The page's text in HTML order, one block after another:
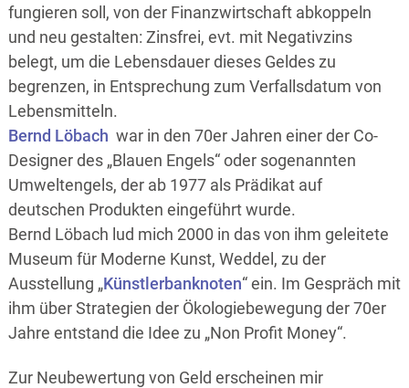
fungieren soll, von der Finanzwirtschaft abkoppeln
und neu gestalten: Zinsfrei, evt. mit Negativzins
belegt, um die Lebensdauer dieses Geldes zu
begrenzen, in Entsprechung zum Verfallsdatum von
Lebensmitteln.
Bernd Löbach war in den 70er Jahren einer der Co-
Designer des „Blauen Engels“ oder sogenannten
Umweltengels, der ab 1977 als Prädikat auf
deutschen Produkten eingeführt wurde.
Bernd Löbach lud mich 2000 in das von ihm geleitete
Museum für Moderne Kunst, Weddel, zu der
Ausstellung „Künstlerbanknoten“ ein. Im Gespräch mit
ihm über Strategien der Ökologiebewegung der 70er
Jahre entstand die Idee zu „Non Profit Money“.
Zur Neubewertung von Geld erscheinen mir